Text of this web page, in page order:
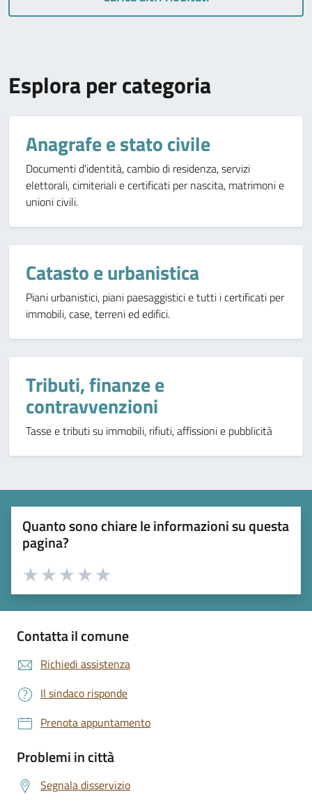
Esplora per categoria
Anagrafe e stato civile
Documenti d'identità, cambio di residenza, servizi
elettorali, cimiteriali e certificati per nascita, matrimoni e
unioni civili.
Catasto e urbanistica
Piani urbanistici, piani paesaggistici e tutti i certificati per
immobili, case, terreni ed edifici.
Tributi, finanze e
contravvenzioni
Tasse e tributi su immobili, rifiuti, affissioni e pubblicità
Quanto sono chiare le informazioni su questa
pagina?
Valuta 5 stelle su 5
Valuta 4 stelle su 5
Valuta 3 stelle su 5
Valuta 2 stelle su 5
Valuta 1 stelle su 5
Contatta il comune
Richiedi assistenza
Il sindaco risponde
Prenota appuntamento
Problemi in città
Segnala disservizio